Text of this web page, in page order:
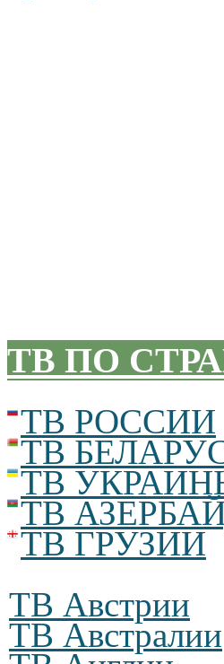
ТВ ПО
ТВ РОССИИ
ТВ
ТВ
ТВ
ТВ ГРУЗИИ
ТВ Австрии
ТВ Австралии